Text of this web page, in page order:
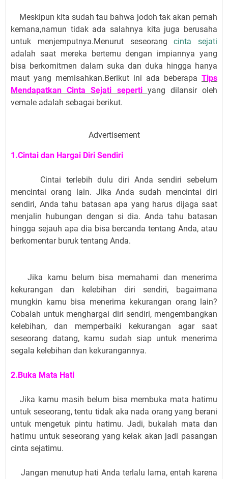
Meskipun kita sudah tau bahwa jodoh tak akan pernah
kemana,namun tidak ada salahnya kita juga berusaha
untuk menjemputnya.Menurut seseorang cinta sejati
adalah saat mereka bertemu dengan impiannya yang
bisa berkomitmen dalam suka dan duka hingga hanya
maut yang memisahkan.Berikut ini ada beberapa Tips
Mendapatkan Cinta Sejati seperti yang dilansir oleh
vemale adalah sebagai berikut.
Advertisement
1.Cintai dan Hargai Diri Sendiri
Cintai terlebih dulu diri Anda sendiri sebelum
mencintai orang lain. Jika Anda sudah mencintai diri
sendiri, Anda tahu batasan apa yang harus dijaga saat
menjalin hubungan dengan si dia. Anda tahu batasan
hingga sejauh apa dia bisa bercanda tentang Anda, atau
berkomentar buruk tentang Anda.
Jika kamu belum bisa memahami dan menerima
kekurangan dan kelebihan diri sendiri, bagaimana
mungkin kamu bisa menerima kekurangan orang lain?
Cobalah untuk menghargai diri sendiri, mengembangkan
kelebihan, dan memperbaiki kekurangan agar saat
seseorang datang, kamu sudah siap untuk menerima
segala kelebihan dan kekurangannya.
2.Buka Mata Hati
Jika kamu masih belum bisa membuka mata hatimu
untuk seseorang, tentu tidak aka nada orang yang berani
untuk mengetuk pintu hatimu. Jadi, bukalah mata dan
hatimu untuk seseorang yang kelak akan jadi pasangan
cinta sejatimu.
Jangan menutup hati Anda terlalu lama, entah karena